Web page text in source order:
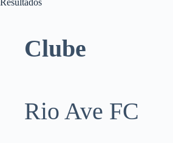
Clube
Rio Ave FC